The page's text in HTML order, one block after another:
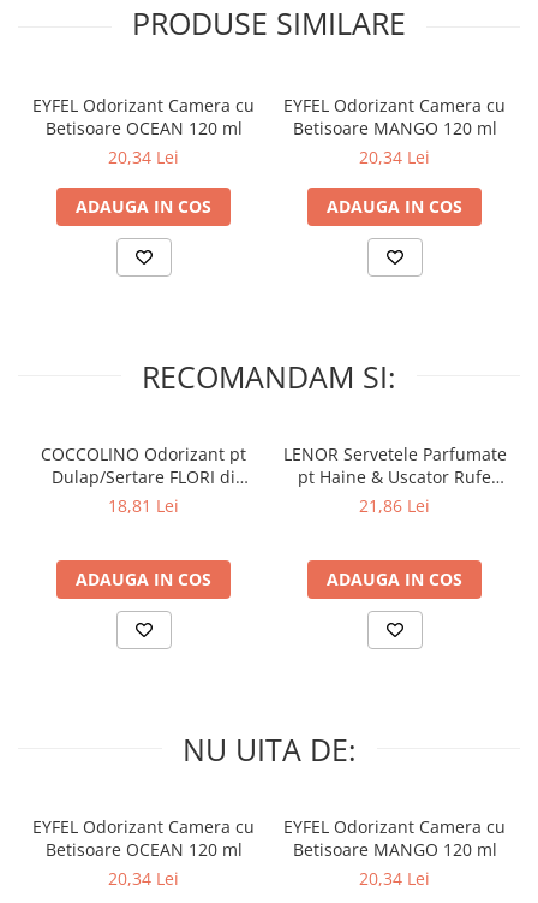
Parfumuri
Stick
Covoare & Tapiterii
PRODUSE SIMILARE
EYFEL Odorizant Camera cu
Betisoare OCEAN 120 ml
20,34 Lei
ADAUGA IN COS
EYFEL Odorizant Camera cu
Betisoare MANGO 120 ml
20,34 Lei
ADAUGA IN COS
RECOMANDAM SI:
COCCOLINO Odorizant pt
Dulap/Sertare FLORI di
PRIMAVERA 3 buc
18,81 Lei
ADAUGA IN COS
LENOR Servetele Parfumate
pt Haine & Uscator Rufe
SPRING AWAKENING 34 buc
21,86 Lei
ADAUGA IN COS
NU UITA DE:
EYFEL Odorizant Camera cu
Betisoare OCEAN 120 ml
20,34 Lei
EYFEL Odorizant Camera cu
Betisoare MANGO 120 ml
20,34 Lei